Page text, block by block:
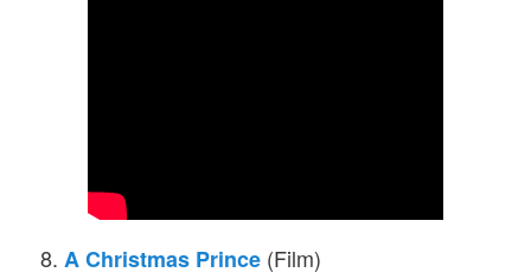
8. A Christmas Prince (Film)